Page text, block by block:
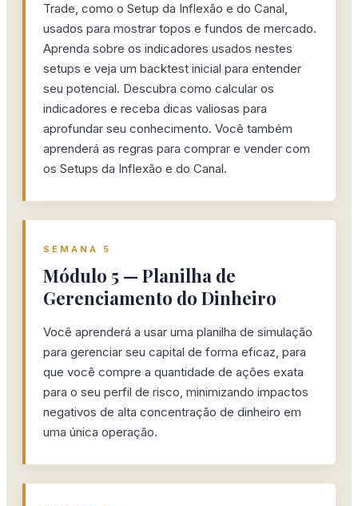
Trade, como o Setup da Inflexão e do Canal,
usados para mostrar topos e fundos de mercado.
Aprenda sobre os indicadores usados nestes
setups e veja um backtest inicial para entender
seu potencial. Descubra como calcular os
indicadores e receba dicas valiosas para
aprofundar seu conhecimento. Você também
aprenderá as regras para comprar e vender com
os Setups da Inflexão e do Canal.
SEMANA 5
Módulo 5 — Planilha de
Gerenciamento do Dinheiro
Você aprenderá a usar uma planilha de simulação
para gerenciar seu capital de forma eficaz, para
que você compre a quantidade de ações exata
para o seu perfil de risco, minimizando impactos
negativos de alta concentração de dinheiro em
uma única operação.